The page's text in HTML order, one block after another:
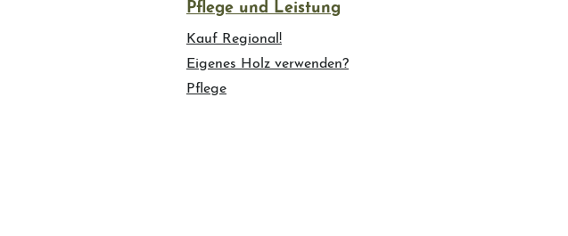
Kauf Regional!
Eigenes Holz verwenden?
Pflege